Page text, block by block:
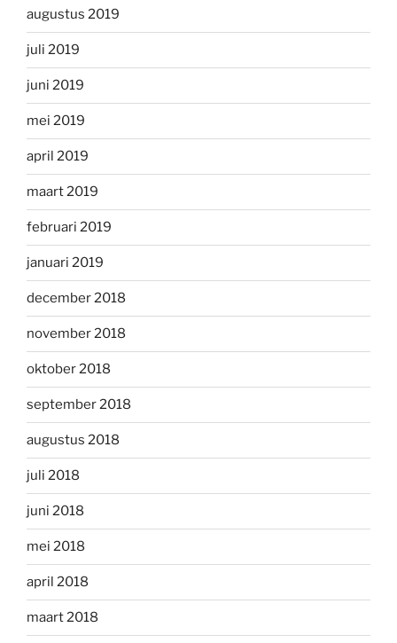
augustus 2019
juli 2019
juni 2019
mei 2019
april 2019
maart 2019
februari 2019
januari 2019
december 2018
november 2018
oktober 2018
september 2018
augustus 2018
juli 2018
juni 2018
mei 2018
april 2018
maart 2018